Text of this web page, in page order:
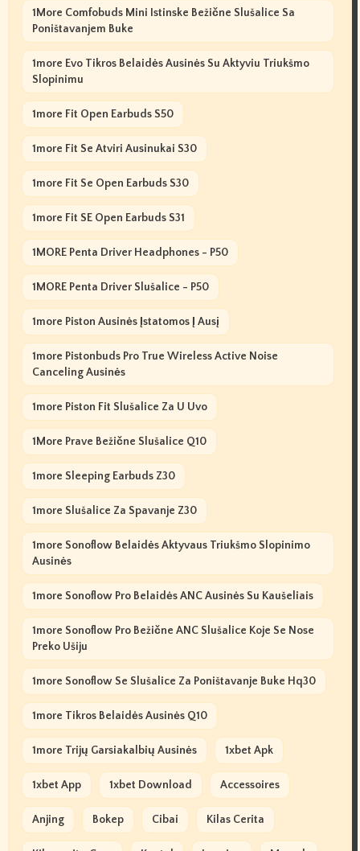
1More Comfobuds Mini Istinske Bežične Slušalice Sa
Poništavanjem Buke
1more Evo Tikros Belaidės Ausinės Su Aktyviu Triukšmo
Slopinimu
1more Fit Open Earbuds S50
1more Fit Se Atviri Ausinukai S30
1more Fit Se Open Earbuds S30
1more Fit SE Open Earbuds S31
1MORE Penta Driver Headphones - P50
1MORE Penta Driver Slušalice - P50
1more Piston Ausinės Įstatomos Į Ausį
1more Pistonbuds Pro True Wireless Active Noise
Canceling Ausinės
1more Piston Fit Slušalice Za U Uvo
1More Prave Bežične Slušalice Q10
1more Sleeping Earbuds Z30
1more Slušalice Za Spavanje Z30
1more Sonoflow Belaidės Aktyvaus Triukšmo Slopinimo
Ausinės
1more Sonoflow Pro Belaidės ANC Ausinės Su Kaušeliais
1more Sonoflow Pro Bežične ANC Slušalice Koje Se Nose
Preko Ušiju
1more Sonoflow Se Slušalice Za Poništavanje Buke Hq30
1more Tikros Belaidės Ausinės Q10
1more Trijų Garsiakalbių Ausinės 1xbet Apk
1xbet App 1xbet Download Accessoires
Anjing Bokep Cibai Kilas Cerita